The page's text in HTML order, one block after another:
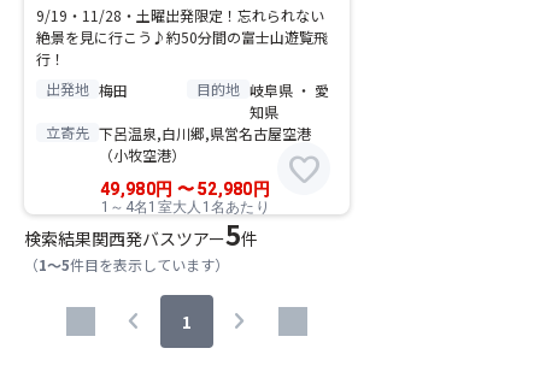
9/19・11/28・土曜出発限定！忘れられない
絶景を見に行こう♪約50分間の富士山遊覧飛
行！
出発地 梅田 目的地 岐阜県 ・ 愛
知県
立寄先 下呂温泉,白川郷,県営名古屋空港
（小牧空港）
49,980円 〜52,980 円
1～4名1室大人1名あたり
favorite
検索結果関西発バスツアー5件
（1～5件目を表示しています）
chevron_left 1 chevron_right